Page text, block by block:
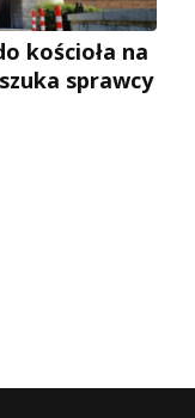
kościoła na
sprawcy